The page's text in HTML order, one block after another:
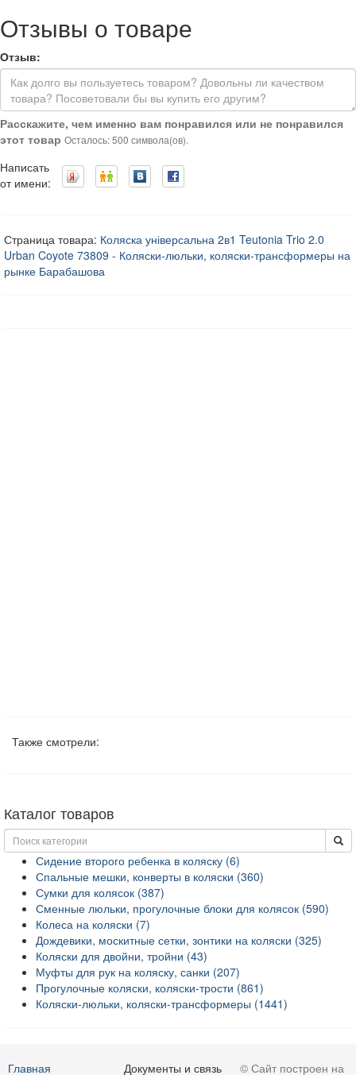
Отзывы о товаре
Отзыв:
Расскажите, чем именно вам понравился или не понравился
этот товар Осталось: 500 символа(ов).
Написать
от имени:
Страница товара: Коляска універсальна 2в1 Teutonia Trio 2.0
Urban Coyote 73809 - Коляски-люльки, коляски-трансформеры на
рынке Барабашова
Также смотрели:
Каталог товаров
Сидение второго ребенка в коляску (6)
Спальные мешки, конверты в коляски (360)
Сумки для колясок (387)
Сменные люльки, прогулочные блоки для колясок (590)
Колеса на коляски (7)
Дождевики, москитные сетки, зонтики на коляски (325)
Коляски для двойни, тройни (43)
Муфты для рук на коляску, санки (207)
Прогулочные коляски, коляски-трости (861)
Коляски-люльки, коляски-трансформеры (1441)
Главная Документы и связь © Сайт построен на